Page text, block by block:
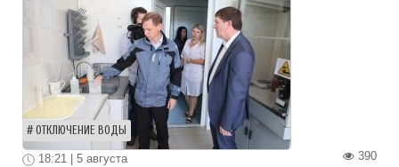
ОТКЛЮЧЕНИЕ ВОДЫ
390
18:21 | 5 августа